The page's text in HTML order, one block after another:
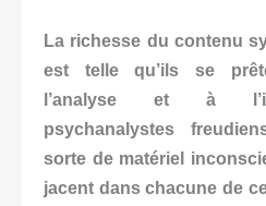
La richesse du contenu
est telle qu’ils se
l’analyse et à
psychanalystes
sorte de matériel
jacent dans chacune de